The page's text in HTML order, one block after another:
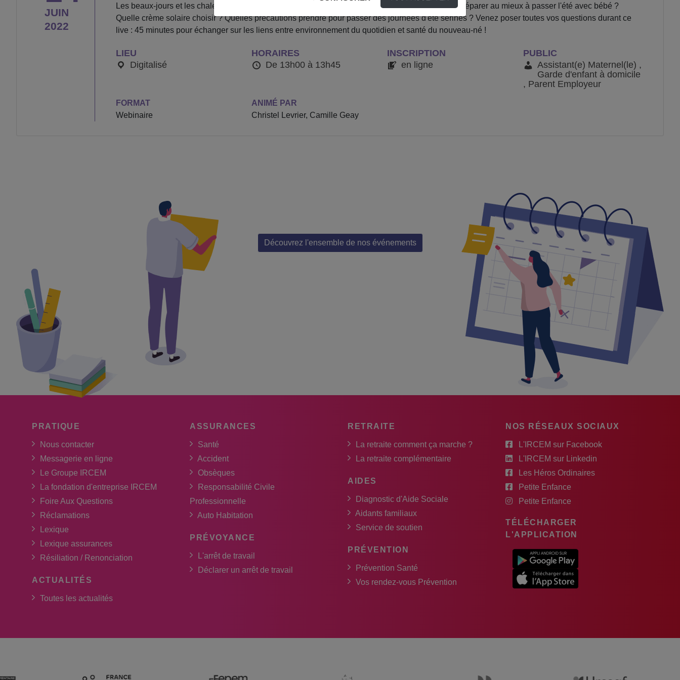
JUIN
2022
Les beaux-jours et les chaleurs arrivent et avec eux la promesse d'un été ensoleillé : comme se préparer au mieux à passer l'été avec bébé ?
Quelle crème solaire choisir ? Quelles précautions prendre pour passer des journées d'été serines ? Venez poser toutes vos questions durant ce
live : 45 minutes pour échanger sur les liens entre environnement du quotidien et santé du nouveau-né !
LIEU
Digitalisé
HORAIRES
De 13h00 à 13h45
INSCRIPTION
en ligne
PUBLIC
Assistant(e) Maternel(le) ,
Garde d'enfant à domicile
, Parent Employeur
FORMAT
Webinaire
ANIMÉ PAR
Christel Levrier, Camille Geay
Découvrez l'ensemble de nos événements
PRATIQUE
Nous contacter
Messagerie en ligne
Le Groupe IRCEM
La fondation d'entreprise IRCEM
Foire Aux Questions
Réclamations
Lexique
Lexique assurances
Résiliation / Renonciation
ACTUALITÉS
Toutes les actualités
ASSURANCES
Santé
Accident
Obsèques
Responsabilité Civile
Professionnelle
Auto Habitation
PRÉVOYANCE
L'arrêt de travail
Déclarer un arrêt de travail
RETRAITE
La retraite comment ça marche ?
La retraite complémentaire
AIDES
Diagnostic d'Aide Sociale
Aidants familiaux
Service de soutien
PRÉVENTION
Prévention Santé
Vos rendez-vous Prévention
NOS RÉSEAUX SOCIAUX
L'IRCEM sur Facebook
L'IRCEM sur Linkedin
Les Héros Ordinaires
Petite Enfance
Petite Enfance
TÉLÉCHARGER
L'APPLICATION